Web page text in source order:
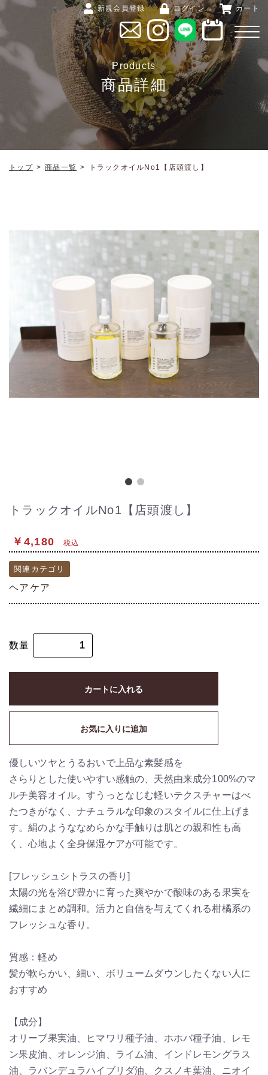
新規会員登録 ログイン カート
Products
商品詳細
トップ > 商品一覧 > トラックオイルNo1【店頭渡し】
トラックオイルNo1【店頭渡し】
￥4,180 税込
関連カテゴリ
ヘアケア
数量
カートに入れる
お気に入りに追加
優しいツヤとうるおいで上品な素髪感を
さらりとした使いやすい感触の、天然由来成分100%のマ
ルチ美容オイル。すうっとなじむ軽いテクスチャーはべ
たつきがなく、ナチュラルな印象のスタイルに仕上げま
す。絹のようななめらかな手触りは肌との親和性も高
く、心地よく全身保湿ケアが可能です。
[フレッシュシトラスの香り]
太陽の光を浴び豊かに育った爽やかで酸味のある果実を
繊細にまとめ調和。活力と自信を与えてくれる柑橘系の
フレッシュな香り。
質感：軽め
髪が軟らかい、細い、ボリュームダウンしたくない人に
おすすめ
【成分】
オリーブ果実油、ヒマワリ種子油、ホホバ種子油、レモ
ン果皮油、オレンジ油、ライム油、インドレモングラス
油、ラバンデュラハイブリダ油、クスノキ葉油、ニオイ